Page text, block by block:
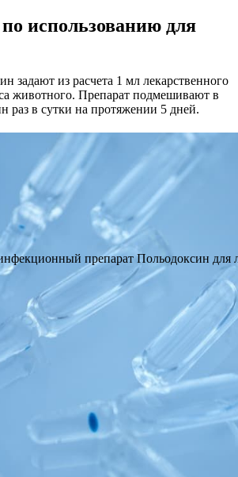
использованию для
задают из расчета 1 мл лекарственного
животного. Препарат подмешивают в
раз в сутки на протяжении 5 дней.
препарат Польодоксин для